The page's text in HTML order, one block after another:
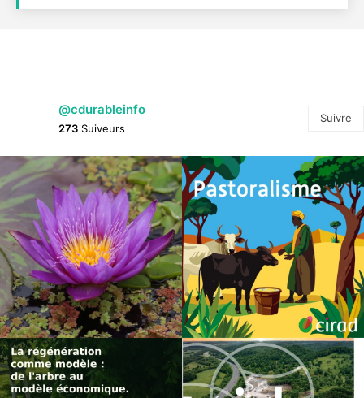
@cdurableinfo
273 Suiveurs
Suivre